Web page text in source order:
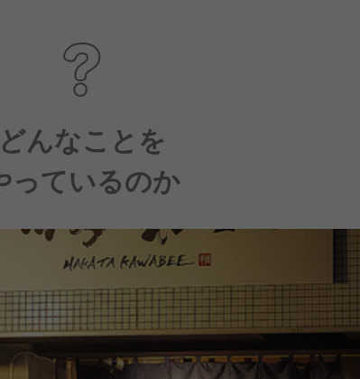
んなことを
っているのか